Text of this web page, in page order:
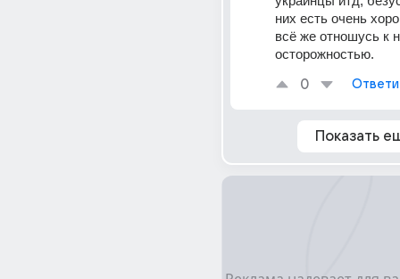
них есть очень
всё же отношусь к
осторожностью.
0
Показать